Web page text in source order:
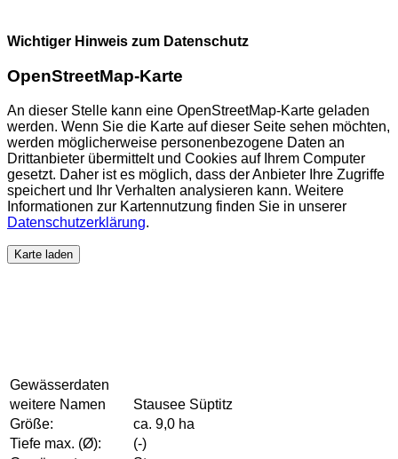
Wichtiger Hinweis zum Datenschutz
OpenStreetMap-Karte
An dieser Stelle kann eine OpenStreetMap-Karte geladen
werden. Wenn Sie die Karte auf dieser Seite sehen möchten,
werden möglicherweise personenbezogene Daten an
Drittanbieter übermittelt und Cookies auf Ihrem Computer
gesetzt. Daher ist es möglich, dass der Anbieter Ihre Zugriffe
speichert und Ihr Verhalten analysieren kann. Weitere
Informationen zur Kartennutzung finden Sie in unserer
Datenschutzerklärung.
Karte laden
Gewässerdaten
weitere Namen
Stausee Süptitz
Größe:
ca. 9,0 ha
Tiefe max. (Ø):
(-)